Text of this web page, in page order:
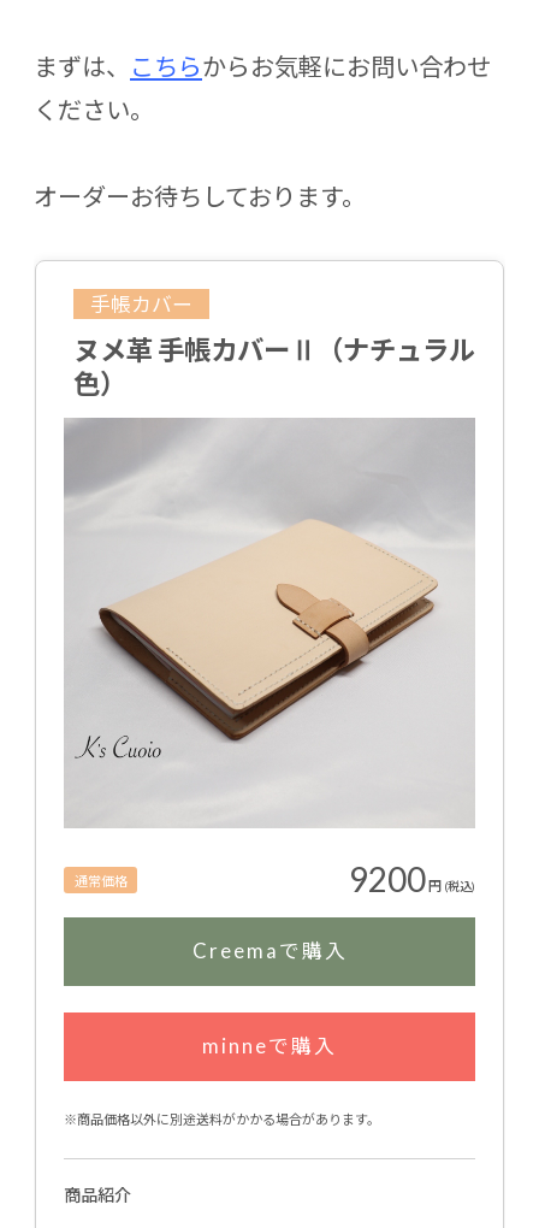
まずは、 こちらからお気軽にお問い合わせ
ください。
オーダーお待ちしております。
手帳カバー
ヌメ革 手帳カバーⅡ（ナチュラル
色）
通常価格 9200円 (税込)
Creemaで購入
minneで購入
※商品価格以外に別途送料がかかる場合があります。
商品紹介